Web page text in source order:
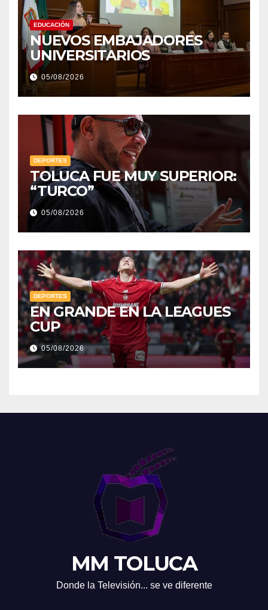
EDUCACIÓN
NUEVOS EMBAJADORES
UNIVERSITARIOS
05/08/2026
DEPORTES
TOLUCA FUE MUY SUPERIOR:
“TURCO”
05/08/2026
DEPORTES
EN GRANDE EN LA LEAGUES
CUP
05/08/2026
MM TOLUCA
Donde la Televisión... se ve diferente